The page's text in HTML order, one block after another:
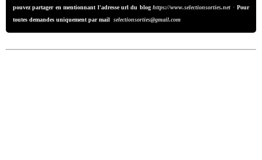
pouvez partager en mentionnant l'adresse url du blog https://www.selectionsorties.net • Pour
toutes demandes uniquement par mail selectionsorties@gmail.com